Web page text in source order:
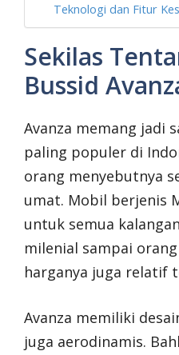
Teknologi dan Fitur
Sekilas
Bussid
Avanza memang jadi
paling populer di
orang menyebutnya
umat. Mobil berjenis
untuk semua
milenial sampai
harganya juga relatif
Avanza memiliki
juga aerodinamis.